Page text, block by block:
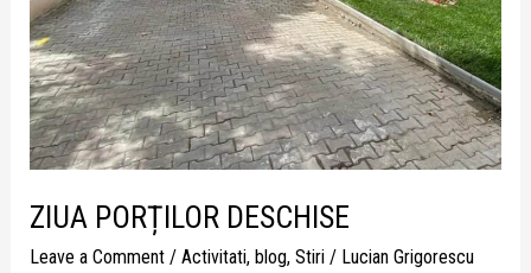
ZIUA PORȚILOR DESCHISE
Leave a Comment / Activitati, blog, Stiri/ Lucian Grigorescu